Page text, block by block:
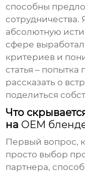
способны
сотрудничества.
абсолютную
сфере
критериев и
статья –
рассказать о
поделиться
Что
на OEM
Первый вопрос,
просто выбор
партнера,